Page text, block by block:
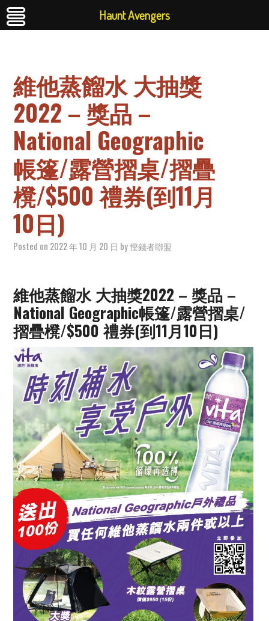
維他蒸餾水 大抽獎
2022 – 獎品 –
National Geographic
帳篷/露營摺桌/摺疊
櫈/$500 禮券(到11月
10日)
Posted on 2022 年 10 月 20 日 by慳錢者聯盟
維他蒸餾水 大抽獎2022 – 獎品 –
National Geographic帳篷/露營摺桌/
摺疊櫈/$500 禮券(到11月10日)
Haunt Avengers